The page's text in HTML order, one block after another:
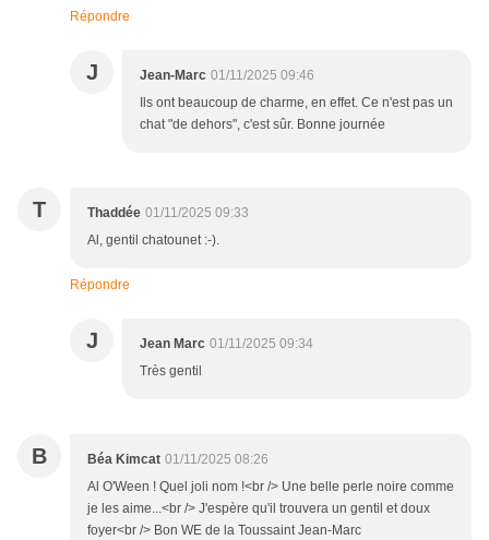
Répondre
J Jean-Marc 01/11/2025 09:46
Ils ont beaucoup de charme, en effet. Ce n'est pas un
chat "de dehors", c'est sûr. Bonne journée
T Thaddée 01/11/2025 09:33
Al, gentil chatounet :-).
Répondre
J Jean Marc 01/11/2025 09:34
Très gentil
B Béa Kimcat 01/11/2025 08:26
Al O'Ween ! Quel joli nom !<br /> Une belle perle noire comme
je les aime...<br /> J'espère qu'il trouvera un gentil et doux
foyer<br /> Bon WE de la Toussaint Jean-Marc